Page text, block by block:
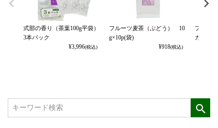
式部の香り（茶葉100g平袋）
3本パック
¥3,996(税込)
フルーツ麦茶（ぶどう） 10
g×10p(袋)
¥918(税込)
フルー
カット